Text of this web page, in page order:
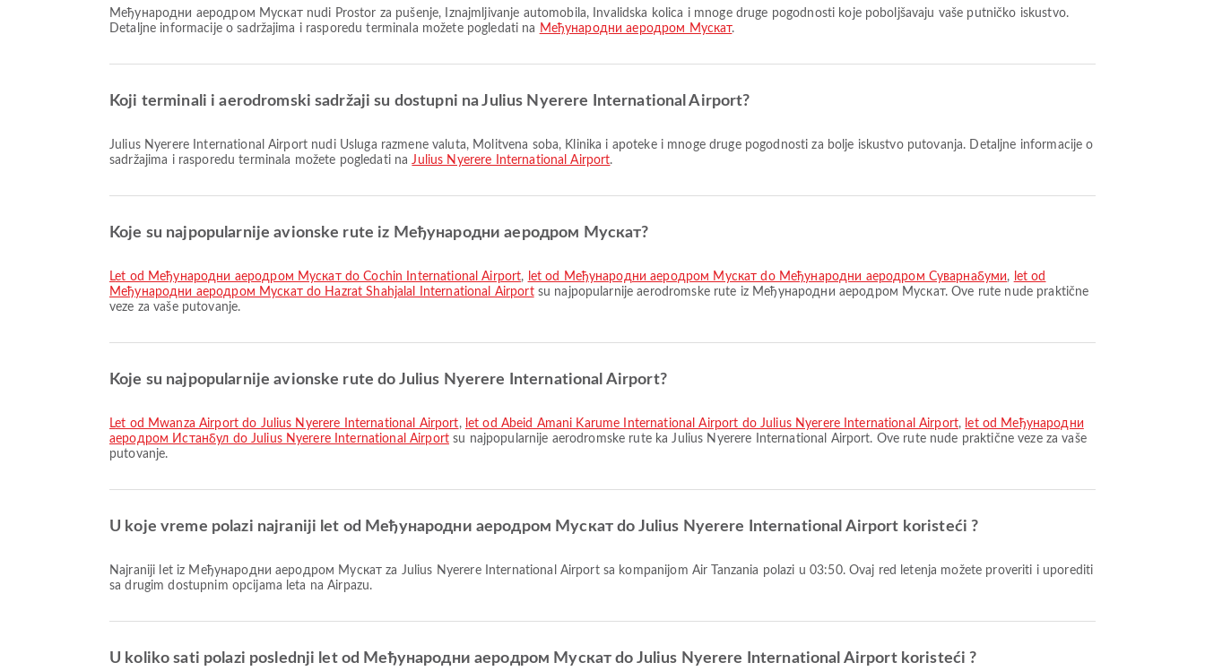
Међународни аеродром Мускат nudi Prostor za pušenje, Iznajmljivanje automobila, Invalidska kolica i mnoge druge pogodnosti koje poboljšavaju vaše putničko iskustvo.
Detaljne informacije o sadržajima i rasporedu terminala možete pogledati na Међународни аеродром Мускат.
Koji terminali i aerodromski sadržaji su dostupni na Julius Nyerere International Airport?
Julius Nyerere International Airport nudi Usluga razmene valuta, Molitvena soba, Klinika i apoteke i mnoge druge pogodnosti za bolje iskustvo putovanja. Detaljne informacije o
sadržajima i rasporedu terminala možete pogledati naJulius Nyerere International Airport.
Koje su najpopularnije avionske rute iz Међународни аеродром Мускат?
let od Међународни аеродром Мускат do Cochin International Airport, let od Међународни аеродром Мускат do Међународни аеродром Суварнабуми, let od
Међународни аеродром Мускат do Hazrat Shahjalal International Airportsu najpopularnije aerodromske rute iz Међународни аеродром Мускат. Ove rute nude praktične
veze za vaše putovanje.
Koje su najpopularnije avionske rute do Julius Nyerere International Airport?
let od Mwanza Airport do Julius Nyerere International Airport, let od Abeid Amani Karume International Airport do Julius Nyerere International Airport, let od Међународни
аеродром Истанбул do Julius Nyerere International Airportsu najpopularnije aerodromske rute ka Julius Nyerere International Airport. Ove rute nude praktične veze za vaše
putovanje.
U koje vreme polazi najraniji let od Међународни аеродром Мускат do Julius Nyerere International Airport koristeći ?
Najraniji let iz Међународни аеродром Мускат za Julius Nyerere International Airport sa kompanijom Air Tanzania polazi u 03:50. Ovaj red letenja možete proveriti i uporediti
sa drugim dostupnim opcijama leta na Airpazu.
U koliko sati polazi poslednji let od Међународни аеродром Мускат do Julius Nyerere International Airport koristeći ?